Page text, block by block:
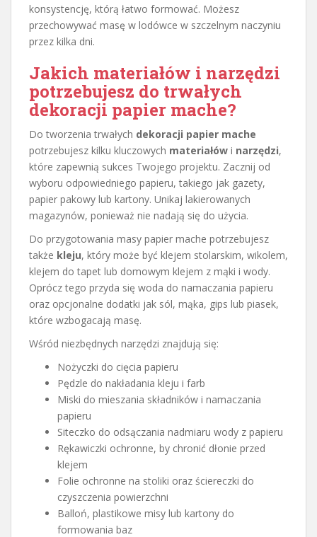
konsystencję, którą łatwo formować. Możesz
przechowywać masę w lodówce w szczelnym naczyniu
przez kilka dni.
Jakich materiałów i narzędzi
potrzebujesz do trwałych
dekoracji papier mache?
Do tworzenia trwałych dekoracji papier mache
potrzebujesz kilku kluczowych materiałów i narzędzi,
które zapewnią sukces Twojego projektu. Zacznij od
wyboru odpowiedniego papieru, takiego jak gazety,
papier pakowy lub kartony. Unikaj lakierowanych
magazynów, ponieważ nie nadają się do użycia.
Do przygotowania masy papier mache potrzebujesz
także kleju, który może być klejem stolarskim, wikolem,
klejem do tapet lub domowym klejem z mąki i wody.
Oprócz tego przyda się woda do namaczania papieru
oraz opcjonalne dodatki jak sól, mąka, gips lub piasek,
które wzbogacają masę.
Wśród niezbędnych narzędzi znajdują się:
Nożyczki do cięcia papieru
Pędzle do nakładania kleju i farb
Miski do mieszania składników i namaczania
papieru
Siteczko do odsączania nadmiaru wody z papieru
Rękawiczki ochronne, by chronić dłonie przed
klejem
Folie ochronne na stoliki oraz ściereczki do
czyszczenia powierzchni
Balloń, plastikowe misy lub kartony do
formowania baz